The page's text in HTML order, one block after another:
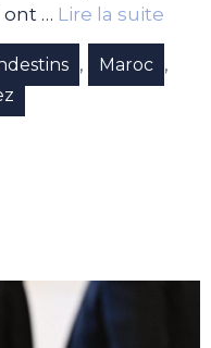
ont … Lire la suite
, Maroc ,